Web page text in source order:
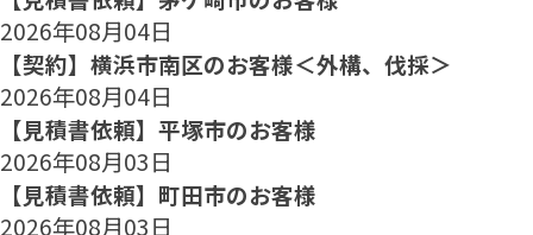
2026年08月04日
【契約】横浜市南区のお客様＜外構、伐採＞
2026年08月04日
【見積書依頼】平塚市のお客様
2026年08月03日
【見積書依頼】町田市のお客様
2026年08月03日